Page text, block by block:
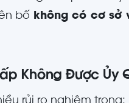
bố không có cơ sở
Không Được Ủy